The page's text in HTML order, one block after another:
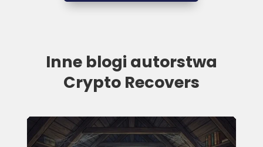
Inne blogi autorstwa
Crypto Recovers